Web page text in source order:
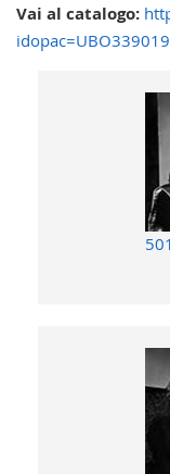
Vai al catalogo: